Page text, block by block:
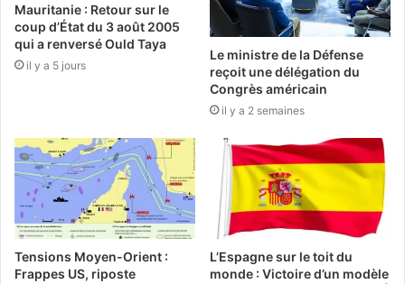
Mauritanie : Retour sur le
coup d’État du 3 août 2005
qui a renversé Ould Taya
il y a 5 jours
Le ministre de la Défense
reçoit une délégation du
Congrès américain
il y a 2 semaines
Tensions Moyen-Orient :
Frappes US, riposte
L’Espagne sur le toit du
monde : Victoire d’un modèle